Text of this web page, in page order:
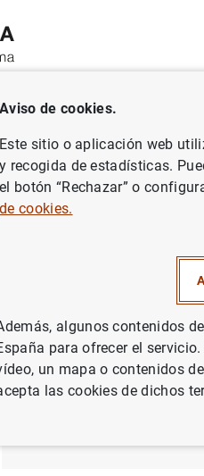
Áreas de actuación
Noticias del Banco
12 de abril de
16/04/2024
Aviso de cookies.
Este sitio o aplicación web
y recogida de estadísticas.
el botón “Rechazar” o
de cookies.
algunos contenidos
para ofrecer el
un mapa o contenidos
las cookies de dichos